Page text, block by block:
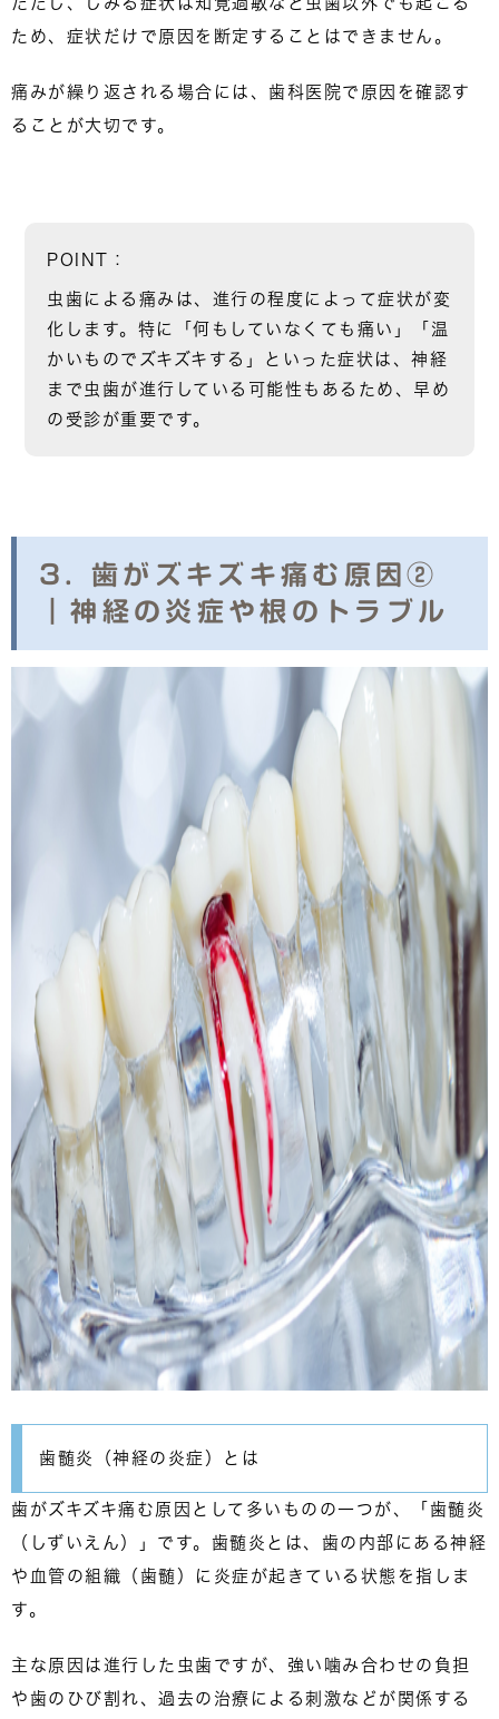
ため、症状だけで原因を断定することはできません。
痛みが繰り返される場合には、 歯科医院で原因を確認す
ること が大切です。
POINT：
虫歯による痛みは、 進行の程度によって症状が変
化 します。特に「何もしていなくても痛い」「温
かいものでズキズキする」といった症状は、神経
まで虫歯が進行している可能性もあるため、早め
の受診が重要です。
3. 歯がズキズキ痛む原因②
｜神経の炎症や根のトラブル
歯髄炎（神経の炎症）とは
歯がズキズキ痛む原因として多いものの一つが、
「歯髄炎
（しずいえん）」 です。歯髄炎とは、歯の内部にある神経
や血管の組織（歯髄）に炎症が起きている状態を指しま
す。
主な原因は進行した虫歯ですが、強い噛み合わせの負担
や歯のひび割れ、過去の治療による刺激などが関係する